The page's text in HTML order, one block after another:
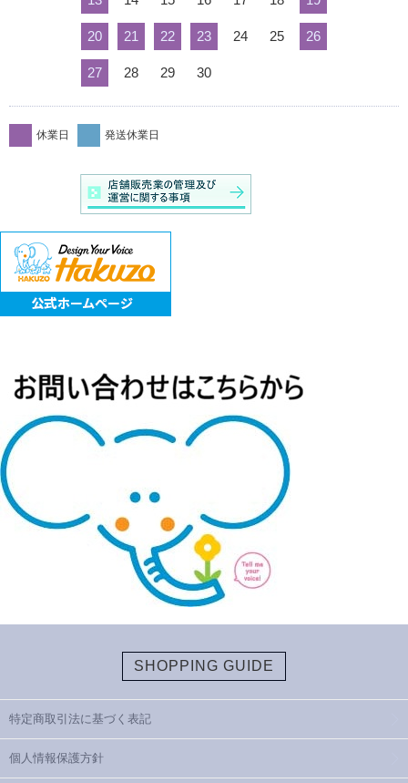
20 21 22 23 24 25 26
27 28 29 30
休業日 発送休業日
SHOPPING GUIDE
特定商取引法に基づく表記
個人情報保護方針